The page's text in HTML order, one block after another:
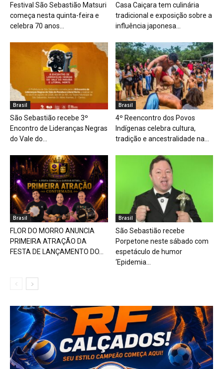
Festival São Sebastião Matsuri
começa nesta quinta-feira e
celebra 70 anos...
Casa Caiçara tem culinária
tradicional e exposição sobre a
influência japonesa...
Brasil
São Sebastião recebe 3º
Encontro de Lideranças Negras
do Vale do...
Brasil
4º Reencontro dos Povos
Indígenas celebra cultura,
tradição e ancestralidade na...
Brasil
FLOR DO MORRO ANUNCIA
PRIMEIRA ATRAÇÃO DA
FESTA DE LANÇAMENTO DO...
Brasil
São Sebastião recebe
Porpetone neste sábado com
espetáculo de humor
‘Epidemia...